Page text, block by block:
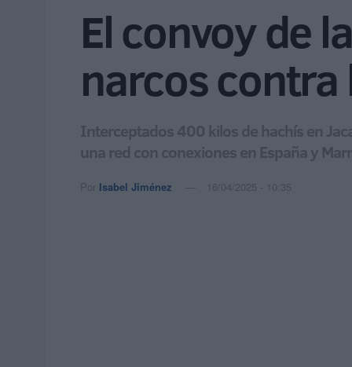
El convoy de
narcos contra
Interceptados 400 kilos de hachís en
una red con conexiones en España y
Por Isabel Jiménez 16/04/2025 - 10:35